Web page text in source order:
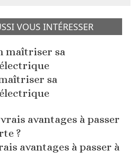
VOUS INTÉRESSER
sa
avantages à passer à